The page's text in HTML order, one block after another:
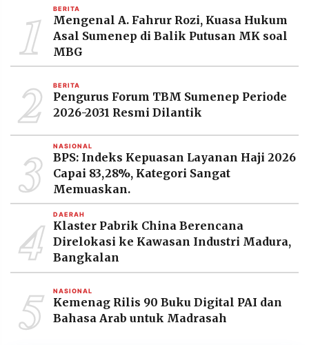
©
Resolusi.co
-
PT.
RESOLUSI
MEDIA
1 BERITA
Mengenal A. Fahrur Rozi, Kuasa Hukum
Asal Sumenep di Balik Putusan MK soal
MBG
2 BERITA
Pengurus Forum TBM Sumenep Periode
2026-2031 Resmi Dilantik
3 NASIONAL
BPS: Indeks Kepuasan Layanan Haji 2026
Capai 83,28%, Kategori Sangat
Memuaskan.
4 DAERAH
Klaster Pabrik China Berencana
Direlokasi ke Kawasan Industri Madura,
Bangkalan
5 NASIONAL
Kemenag Rilis 90 Buku Digital PAI dan
Bahasa Arab untuk Madrasah